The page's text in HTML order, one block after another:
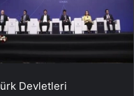
Devletleri